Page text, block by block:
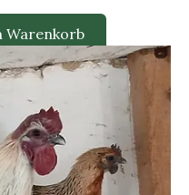
Warenkorb